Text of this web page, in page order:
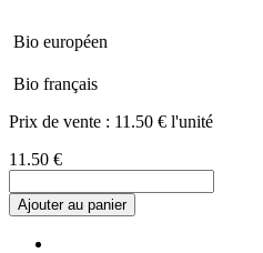
Bio européen
Bio français
Prix de vente : 11.50 € l'unité
11.50 €
Ajouter au panier